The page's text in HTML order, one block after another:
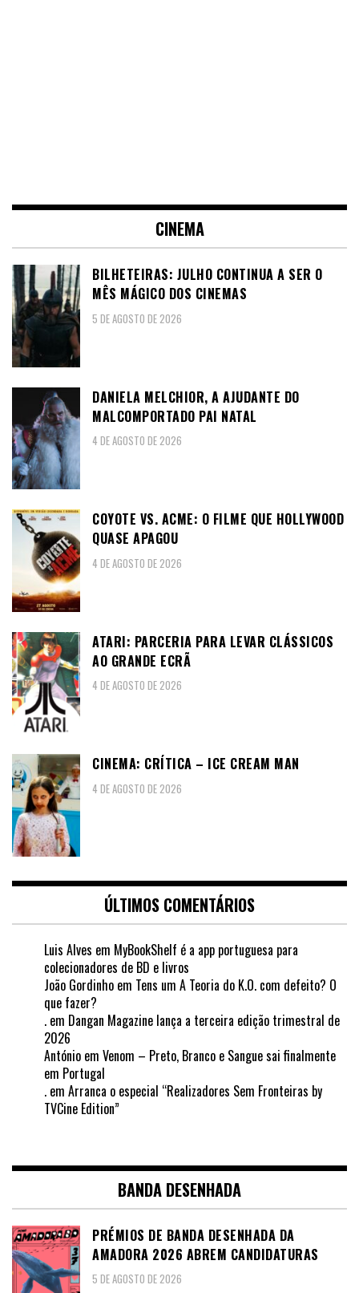
CINEMA
BILHETEIRAS: JULHO CONTINUA A SER O
MÊS MÁGICO DOS CINEMAS
5 DE AGOSTO DE 2026
DANIELA MELCHIOR, A AJUDANTE DO
MALCOMPORTADO PAI NATAL
4 DE AGOSTO DE 2026
COYOTE VS. ACME: O FILME QUE HOLLYWOOD
QUASE APAGOU
4 DE AGOSTO DE 2026
ATARI: PARCERIA PARA LEVAR CLÁSSICOS
AO GRANDE ECRÃ
4 DE AGOSTO DE 2026
CINEMA: CRÍTICA – ICE CREAM MAN
4 DE AGOSTO DE 2026
ÚLTIMOS COMENTÁRIOS
Luis Alves em MyBookShelf é a app portuguesa para
colecionadores de BD e livros
João Gordinho em Tens um A Teoria do K.O. com defeito? O
que fazer?
. em Dangan Magazine lança a terceira edição trimestral de
2026
António em Venom – Preto, Branco e Sangue sai finalmente
em Portugal
. em Arranca o especial “Realizadores Sem Fronteiras by
TVCine Edition”
BANDA DESENHADA
PRÉMIOS DE BANDA DESENHADA DA
AMADORA 2026 ABREM CANDIDATURAS
5 DE AGOSTO DE 2026